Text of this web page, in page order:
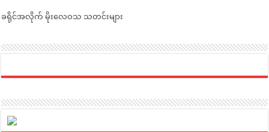
ခရိုင်အလိုက် မိုးလေဝသ သတင်းများ